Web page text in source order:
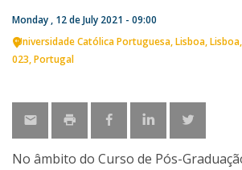
Monday , 12 de July 2021 - 09:00
Universidade Católica Portuguesa Lisboa Lisboa
023 Portugal
No âmbito do Curso de Pós-